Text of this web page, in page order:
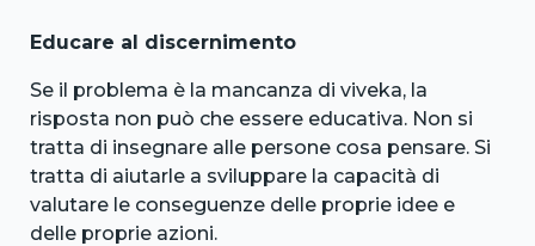
Educare al discernimento
Se il problema è la mancanza di viveka, la
risposta non può che essere educativa. Non si
tratta di insegnare alle persone cosa pensare. Si
tratta di aiutarle a sviluppare la capacità di
valutare le conseguenze delle proprie idee e
delle proprie azioni.